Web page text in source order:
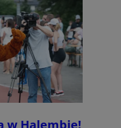
w Halembie!